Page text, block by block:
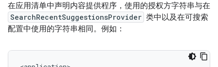
在应用清单中声明内容提供程序，使用的授权方字符串与在
SearchRecentSuggestionsProvider 类中以及在可搜索
配置中使用的字符串相同。例如：